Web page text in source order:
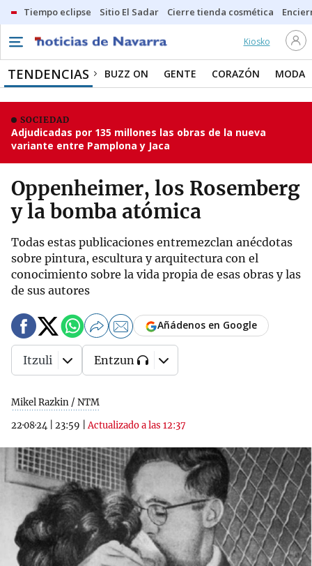
Tiempo eclipse Sitio El Sadar Cierre tienda cosmética
Kiosko
TENDENCIAS BUZZ ON GENTE CORAZÓN MODA
SOCIEDAD
Adjudicadas por 135 millones las obras de la nueva
variante entre Pamplona y Jaca
Oppenheimer, los Rosemberg
y la bomba atómica
Todas estas publicaciones entremezclan anécdotas
sobre pintura, escultura y arquitectura con el
conocimiento sobre la vida propia de esas obras y las
de sus autores
Mikel Razkin / NTM
22·08·24
23:59 |Actualizado a las 12:37
Añádenos en Google
Itzuli Entzun